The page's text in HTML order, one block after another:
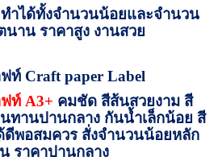
ำได้ทั้งจำนวนน้อยและจำนวน
นาน ราคาสูง งานสวย
ฟท์ Craft paper Label
ฟท์ A3+ คมชัด สีส้นสวยงาม สี
ทานปานกลาง กันน้ำเล็กน้อย สี
พอสมควร สั่งจำนวนน้อยหลัก
ราคาปานกลาง